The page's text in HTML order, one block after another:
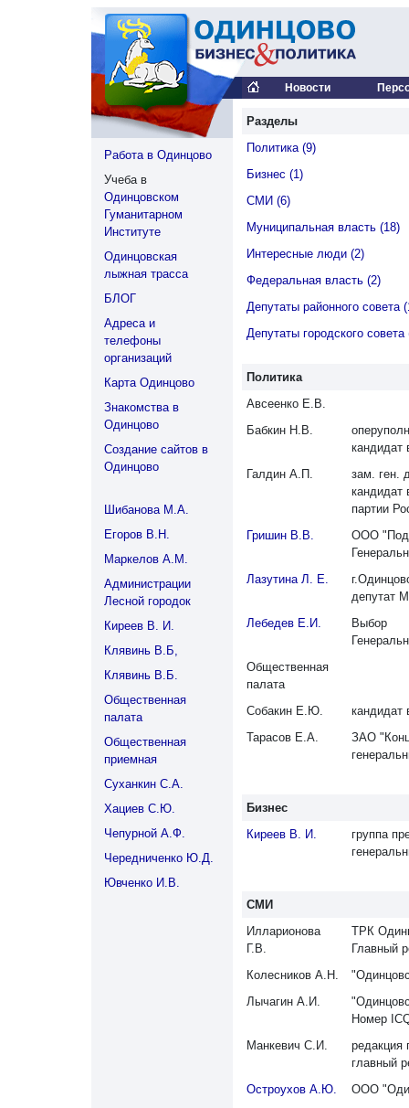
Новости
Работа в Одинцово
Учеба в
Одинцовском
Гуманитарном
Институте
Одинцовская
лыжная трасса
БЛОГ
Адреса и
телефоны
организаций
Карта Одинцово
Знакомства в
Одинцово
Создание сайтов в
Одинцово
Шибанова М.А.
Егоров В.Н.
Маркелов А.М.
Администрации
Лесной городок
Киреев В. И.
Клявинь В.Б,
Клявинь В.Б.
Общественная
палата
Общественная
приемная
Суханкин С.А.
Хациев С.Ю.
Чепурной А.Ф.
Чередниченко Ю.Д.
Ювченко И.В.
Разделы
Политика (9)
Бизнес (1)
СМИ (6)
Муниципальная власть (18)
Интересные люди (2)
Федеральная власть (2)
Депутаты районного совета
Депутаты городского совета
Политика
Авсеенко Е.В.
Бабкин Н.В.
кандидат
Галдин А.П.
зам. ген.
кандидат
партии
Гришин В.В.
ООО
Лазутина Л. Е.
депутат
Лебедев Е.И.
Выбор
Общественная
палата
Собакин Е.Ю.
кандидат
Тарасов Е.А.
ЗАО
Бизнес
Киреев В. И.
группа
СМИ
Илларионова
Г.В.
ТРК
Главный
Колесников А.Н.
Лычагин А.И.
Номер
Манкевич С.И.
редакция
главный
Остроухов А.Ю.
ООО